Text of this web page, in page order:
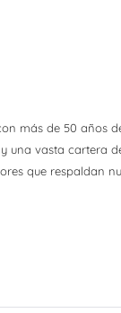
más de 50 años
una vasta cartera
que respaldan